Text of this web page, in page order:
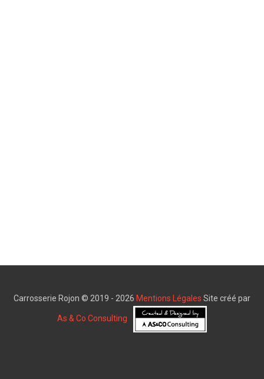
Carrosserie Rojon © 2019 - 2026 Mentions Légales Site créé par
As & Co Consulting